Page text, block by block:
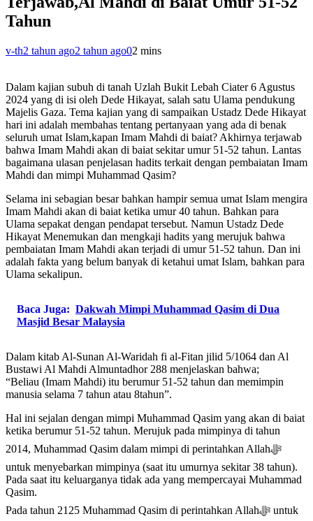
Tahun
v-th2 tahun ago2 tahun ago02 mins
Dalam kajian subuh di tanah Uzlah Bukit Lebah Ciater 6 Agustus
2024 yang di isi oleh Dede Hikayat, salah satu Ulama pendukung
Majelis Gaza. Tema kajian yang di sampaikan Ustadz Dede Hikayat
hari ini adalah membahas tentang pertanyaan yang ada di benak
seluruh umat Islam,kapan Imam Mahdi di baiat? Akhirnya terjawab
bahwa Imam Mahdi akan di baiat sekitar umur 51-52 tahun. Lantas
bagaimana ulasan penjelasan hadits terkait dengan pembaiatan Imam
Mahdi dan mimpi Muhammad Qasim?
Selama ini sebagian besar bahkan hampir semua umat Islam mengira
Imam Mahdi akan di baiat ketika umur 40 tahun. Bahkan para
Ulama sepakat dengan pendapat tersebut. Namun Ustadz Dede
Hikayat Menemukan dan mengkaji hadits yang merujuk bahwa
pembaiatan Imam Mahdi akan terjadi di umur 51-52 tahun. Dan ini
adalah fakta yang belum banyak di ketahui umat Islam, bahkan para
Ulama sekalipun.
Baca Juga: Dakwah Mimpi Muhammad Qasim di Dua
Masjid Besar Malaysia
Dalam kitab Al-Sunan Al-Waridah fi al-Fitan jilid 5/1064 dan Al
Bustawi Al Mahdi Almuntadhor 288 menjelaskan bahwa;
“Beliau (Imam Mahdi) itu berumur 51-52 tahun dan memimpin
manusia selama 7 tahun atau 8tahun”.
Hal ini sejalan dengan mimpi Muhammad Qasim yang akan di baiat
ketika berumur 51-52 tahun. Merujuk pada mimpinya di tahun
2014, Muhammad Qasim dalam mimpi di perintahkan Allahﷻ
untuk menyebarkan mimpinya (saat itu umurnya sekitar 38 tahun).
Pada saat itu keluarganya tidak ada yang mempercayai Muhammad
Qasim.
Pada tahun 2125 Muhammad Qasim di perintahkan Allahﷻ untuk